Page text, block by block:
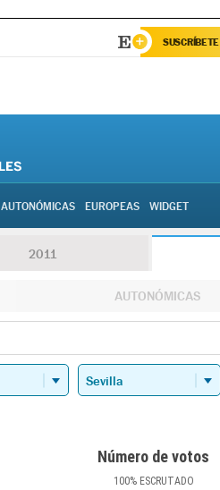
SUSCRÍBETE
AUTONÓMICAS EUROPEAS WIDGET
2011
AUTONÓMICAS
Número de votos
100%ESCRUTADO